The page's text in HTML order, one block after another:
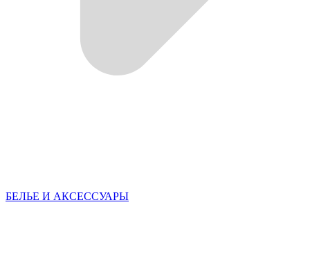
БЕЛЬЕ И АКСЕССУАРЫ